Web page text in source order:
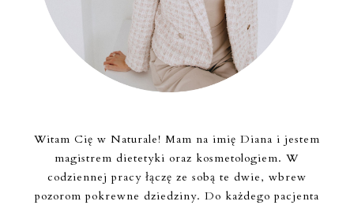
Witam Cię w Naturale! Mam na imię Diana i jestem
magistrem dietetyki oraz kosmetologiem. W
codziennej pracy łączę ze sobą te dwie, wbrew
pozorom pokrewne dziedziny. Do każdego pacjenta